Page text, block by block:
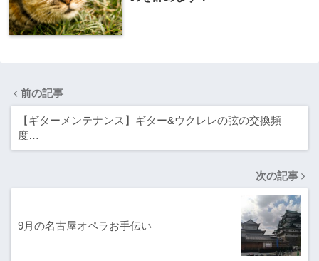
前の記事
【ギターメンテナンス】ギター&ウクレレの弦の交換頻
度…
次の記事
9月の名古屋オペラお手伝い